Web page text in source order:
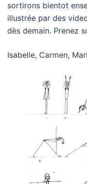
sortirons bientot
illustrée par des
dès demain. Prenez
Isabelle, Carmen,